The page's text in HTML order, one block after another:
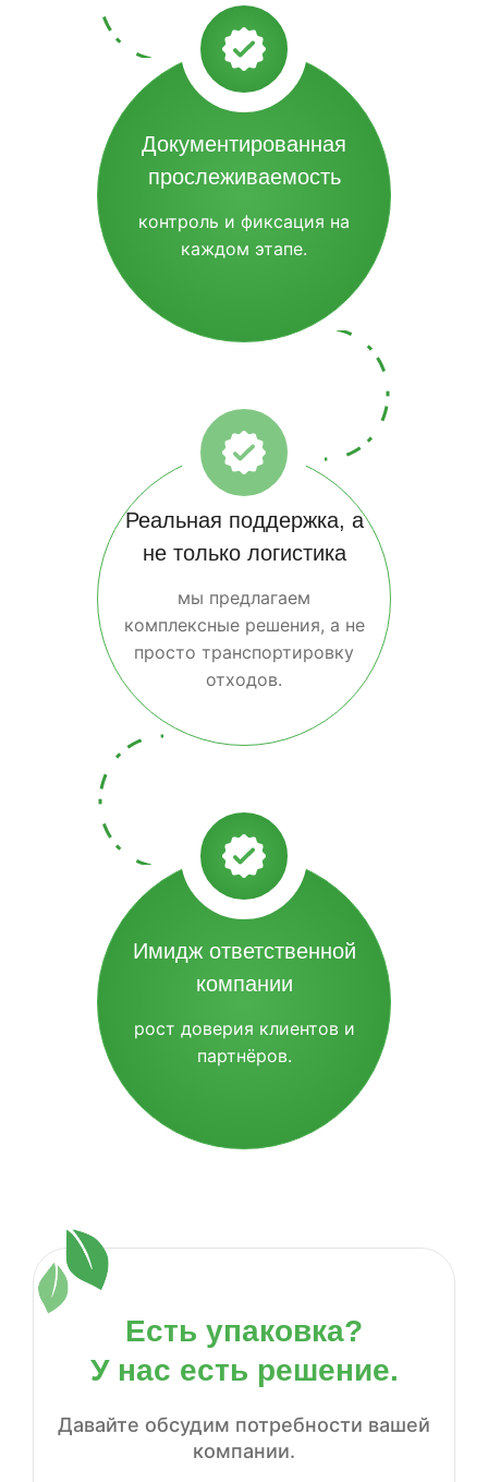
Документированная
прослеживаемость
контроль и фиксация на
каждом этапе.
Реальная поддержка, а
не только логистика
мы предлагаем
комплексные решения, а не
просто транспортировку
отходов.
Имидж ответственной
компании
рост доверия клиентов и
партнёров.
Есть упаковка?
У нас есть решение.
Давайте обсудим потребности вашей
компании.